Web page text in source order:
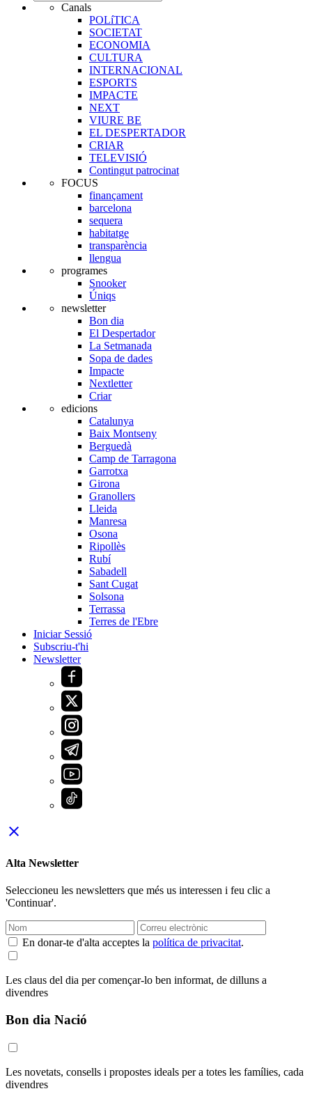
Canals
POLíTICA
SOCIETAT
ECONOMIA
CULTURA
INTERNACIONAL
ESPORTS
IMPACTE
NEXT
VIURE BE
EL DESPERTADOR
CRIAR
TELEVISIÓ
Contingut patrocinat
FOCUS
finançament
barcelona
sequera
habitatge
transparència
llengua
programes
Snooker
Úniqs
newsletter
Bon dia
El Despertador
La Setmanada
Sopa de dades
Impacte
Nextletter
Criar
edicions
Catalunya
Baix Montseny
Berguedà
Camp de Tarragona
Garrotxa
Girona
Granollers
Lleida
Manresa
Osona
Ripollès
Rubí
Sabadell
Sant Cugat
Solsona
Terrassa
Terres de l'Ebre
Iniciar Sessió
Subscriu-t'hi
Newsletter
close
Alta Newsletter
Seleccioneu les newsletters que més us interessen i feu clic a
'Continuar'.
En donar-te d'alta acceptes la política de privacitat.
Les claus del dia per començar-lo ben informat, de dilluns a
divendres
Bon dia Nació
Les novetats, consells i propostes ideals per a totes les famílies, cada
divendres